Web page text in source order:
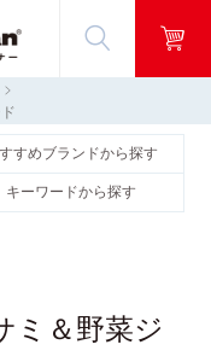
すめブランドから探す
キーワードから探す
ミ＆野菜ジ